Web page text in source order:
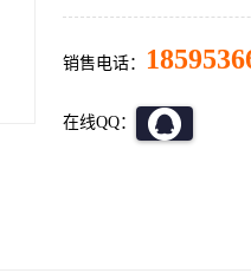
销售电话：
在线QQ：